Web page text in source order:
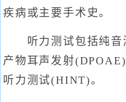
疾病或主要手术史。
听力测试包括纯音
产物耳声发射
听力测试(HINT)。